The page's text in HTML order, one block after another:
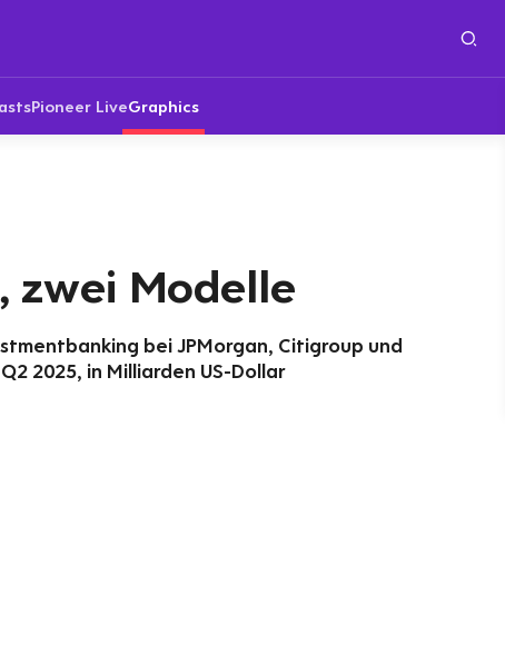
Pioneer LiveGraphics
zwei Modelle
bei JPMorgan, Citigroup und
2025, in Milliarden US-Dollar